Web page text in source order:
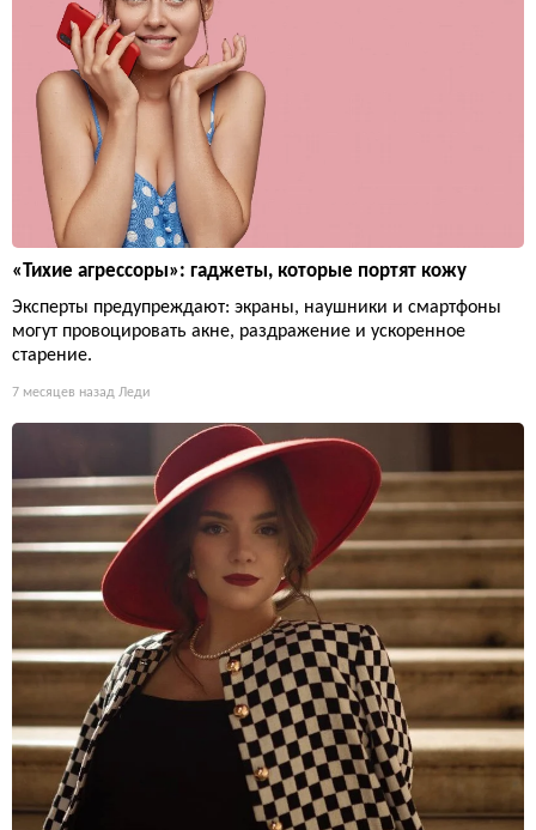
«Тихие агрессоры»: гаджеты, которые портят кожу
Эксперты предупреждают: экраны, наушники и смартфоны
могут провоцировать акне, раздражение и ускоренное
старение.
7 месяцев назад Леди